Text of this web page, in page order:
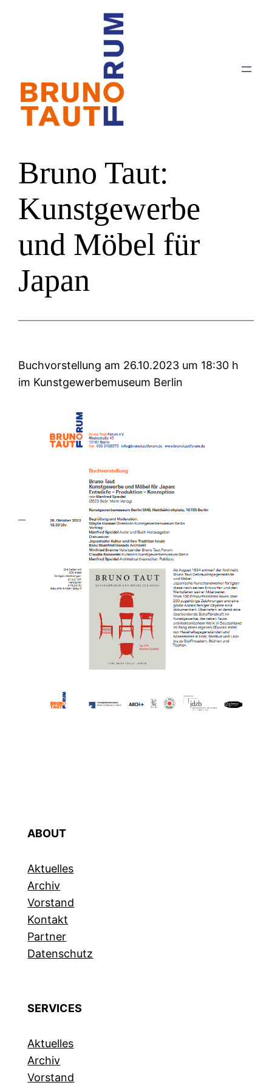
Bruno Taut:
Kunstgewerbe
und Möbel für
Japan
Buchvorstellung am 26.10.2023 um 18:30 h
im Kunstgewerbemuseum Berlin
ABOUT
Aktuelles
Archiv
Vorstand
Kontakt
Partner
Datenschutz
SERVICES
Aktuelles
Archiv
Vorstand